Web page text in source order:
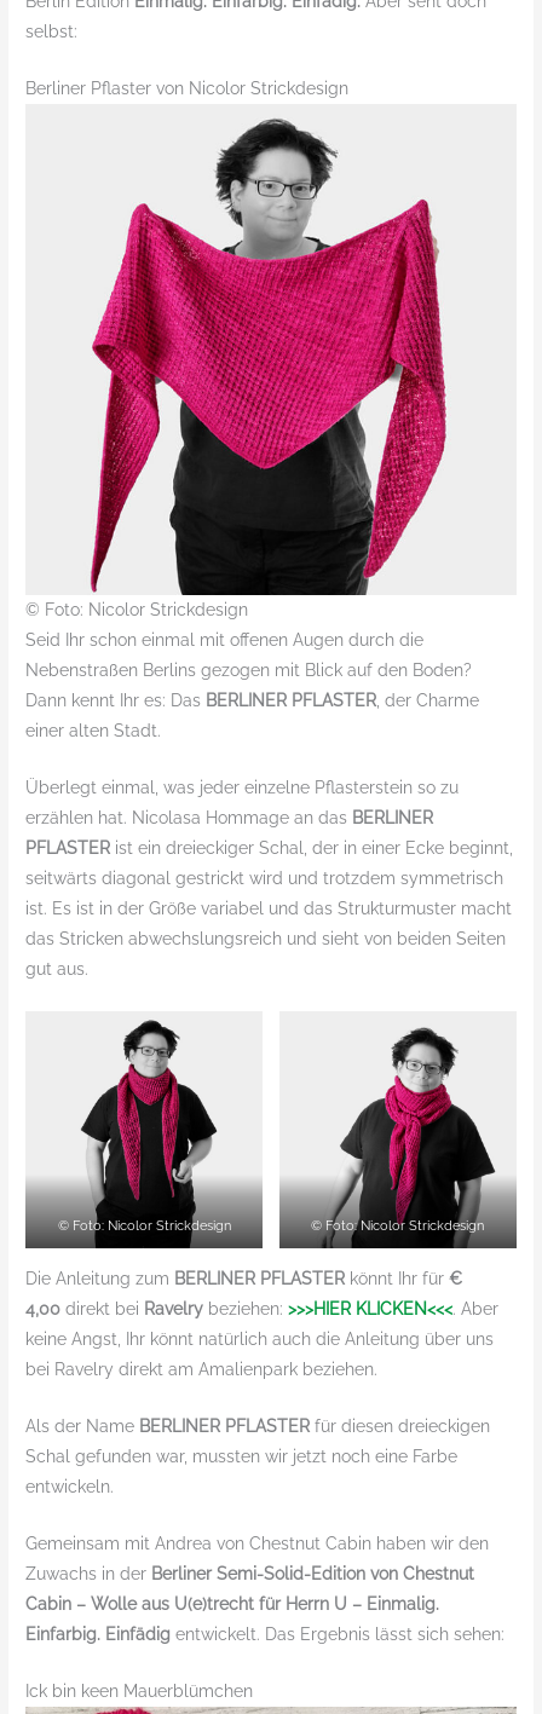
selbst:
Berliner Pflaster von Nicolor Strickdesign
© Foto: Nicolor Strickdesign
Seid Ihr schon einmal mit offenen Augen durch die
Nebenstraßen Berlins gezogen mit Blick auf den Boden?
Dann kennt Ihr es: Das BERLINER PFLASTER , der Charme
einer alten Stadt.
Überlegt einmal, was jeder einzelne Pflasterstein so zu
erzählen hat. Nicolasa Hommage an das BERLINER
PFLASTER ist ein dreieckiger Schal, der in einer Ecke beginnt,
seitwärts diagonal gestrickt wird und trotzdem symmetrisch
ist. Es ist in der Größe variabel und das Strukturmuster macht
das Stricken abwechslungsreich und sieht von beiden Seiten
gut aus.
© Foto: Nicolor Strickdesign © Foto: Nicolor Strickdesign
Die Anleitung zum BERLINER PFLASTER könnt Ihr für€
4,00 direkt bei Ravelry beziehen:>>>HIER KLICKEN<<<. Aber
keine Angst, Ihr könnt natürlich auch die Anleitung über uns
bei Ravelry direkt am Amalienpark beziehen.
Als der Name BERLINER PFLASTER für diesen dreieckigen
Schal gefunden war, mussten wir jetzt noch eine Farbe
entwickeln.
Gemeinsam mit Andrea von Chestnut Cabin haben wir den
Zuwachs in der Berliner Semi-Solid-Edition von Chestnut
Cabin – Wolle aus U(e)trecht für Herrn U – Einmalig.
Einfarbig. Einfädig entwickelt. Das Ergebnis lässt sich sehen:
Ick bin keen Mauerblümchen